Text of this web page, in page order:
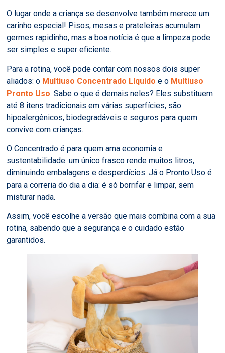
O lugar onde a criança se desenvolve também merece um
carinho especial! Pisos, mesas e prateleiras acumulam
germes rapidinho, mas a boa notícia é que a limpeza pode
ser simples e super eficiente.
Para a rotina, você pode contar com nossos dois super
aliados: o Multiuso Concentrado Líquido e o Multiuso
Pronto Uso. Sabe o que é demais neles? Eles substituem
até 8 itens tradicionais em várias superfícies, são
hipoalergênicos, biodegradáveis e seguros para quem
convive com crianças.
O Concentrado é para quem ama economia e
sustentabilidade: um único frasco rende muitos litros,
diminuindo embalagens e desperdícios. Já o Pronto Uso é
para a correria do dia a dia: é só borrifar e limpar, sem
misturar nada.
Assim, você escolhe a versão que mais combina com a sua
rotina, sabendo que a segurança e o cuidado estão
garantidos.